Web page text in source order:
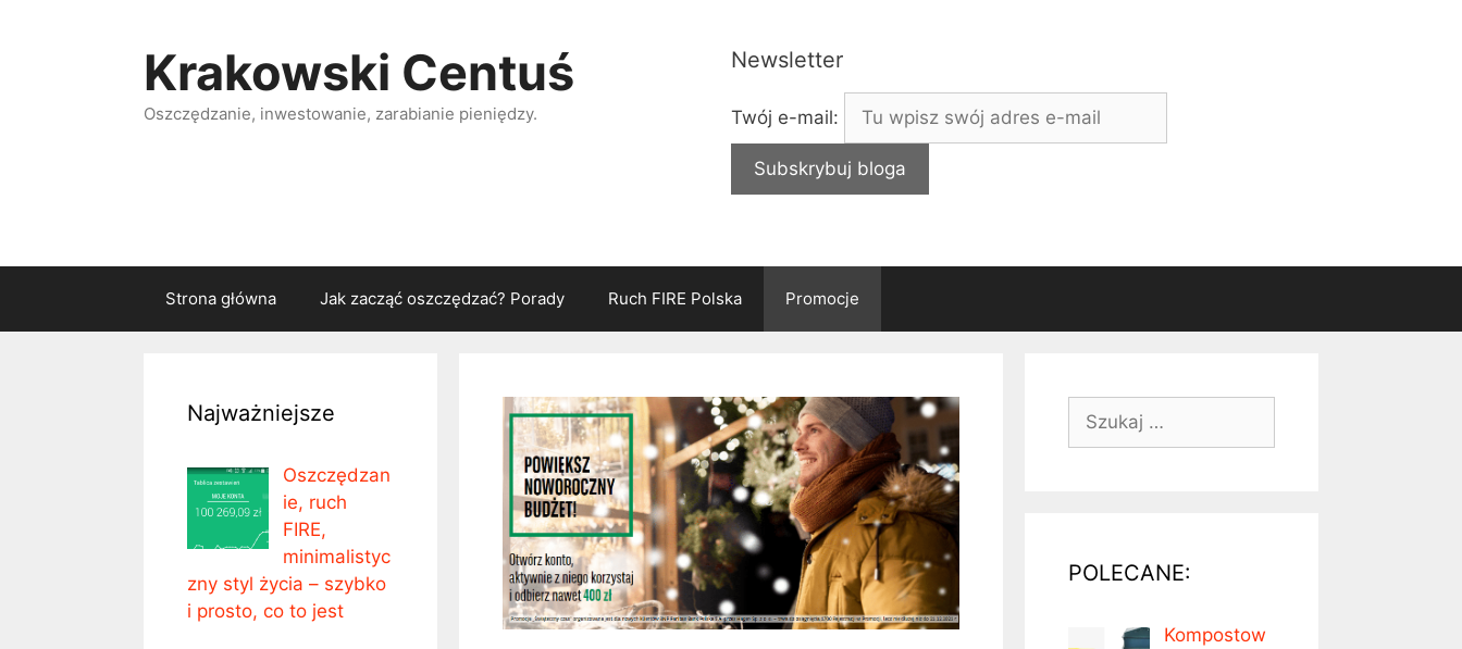
Newsletter
Twój e-mail:
Krakowski Centuś
Oszczędzanie, inwestowanie, zarabianie pieniędzy.
Strona główna Jak zacząć oszczędzać? Porady Ruch FIRE Polska Promocje
Najważniejsze
Oszczędzan
ie, ruch
FIRE,
minimalistyc
zny styl życia – szybko
i prosto, co to jest
POLECANE:
Kompostow